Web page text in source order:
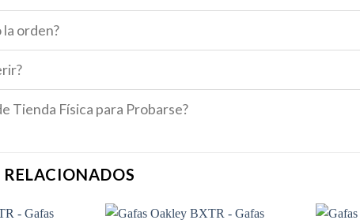
la orden?
Tienda Física para Probarse?